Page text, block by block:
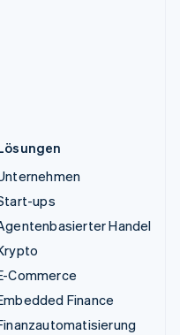
ups
Handel
Commerce
Finance